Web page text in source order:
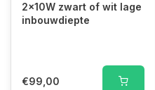
2x10W zwart of wit lage
inbouwdiepte
€99,00